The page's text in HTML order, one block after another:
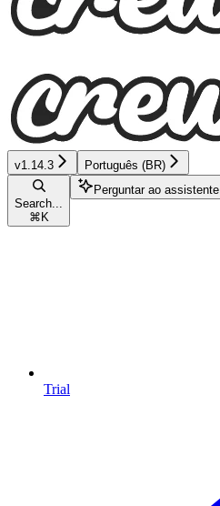
v1.14.3 Português (BR)
Search...
⌘ K
Perguntar ao assistente
Trial